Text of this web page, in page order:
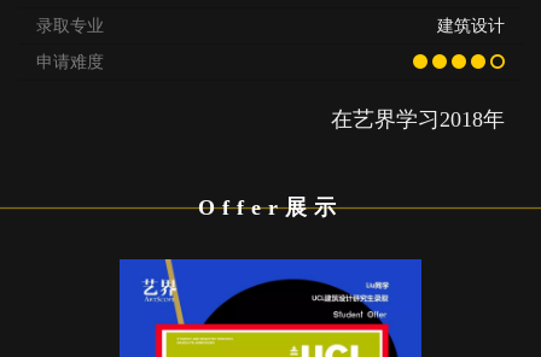
录取专业
建筑设计
申请难度
在艺界学习2018年
Offer展示